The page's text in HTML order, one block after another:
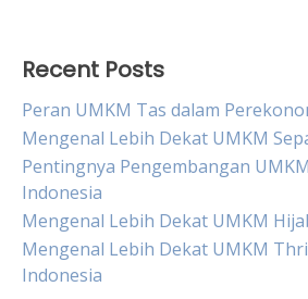
Recent Posts
Peran UMKM Tas dalam
Mengenal Lebih Dekat UMKM
Pentingnya Pengembangan
Indonesia
Mengenal Lebih Dekat UMKM
Mengenal Lebih Dekat UMKM
Indonesia